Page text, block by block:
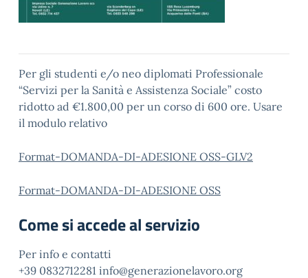
Per gli studenti e/o neo diplomati Professionale
“Servizi per la Sanità e Assistenza Sociale” costo
ridotto ad €1.800,00 per un corso di 600 ore. Usare
il modulo relativo
Format-DOMANDA-DI-ADESIONE OSS-GLV2
Format-DOMANDA-DI-ADESIONE OSS
Come si accede al servizio
Per info e contatti
+39 0832712281 info@generazionelavoro.org